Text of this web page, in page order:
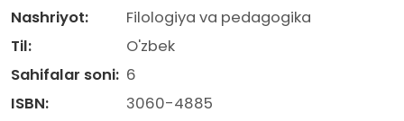
Nashriyot:
Filologiya va pedagogika
Til:
O'zbek
Sahifalar soni: 6
ISBN:
3060-4885